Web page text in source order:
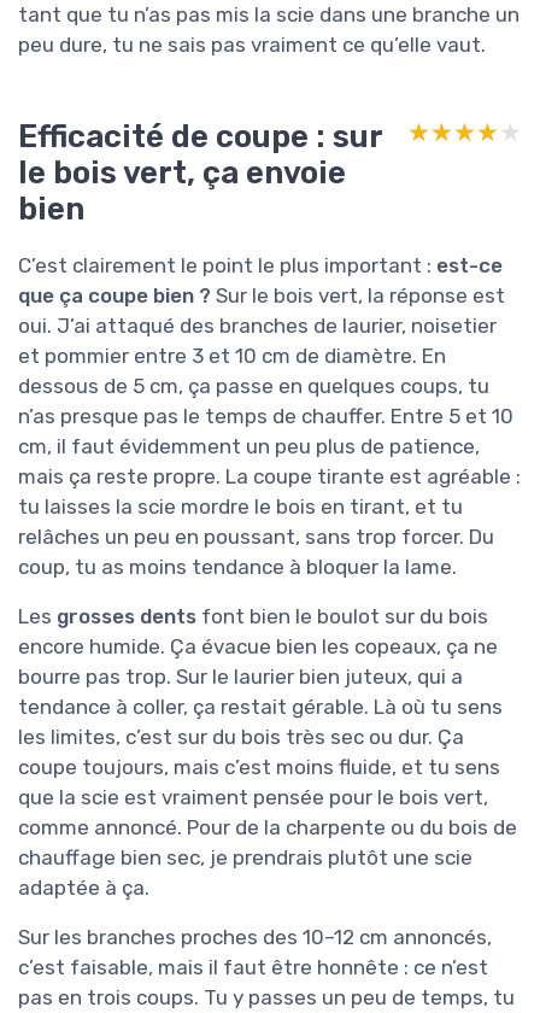
tant que tu n’as pas mis la scie dans une branche un
peu dure, tu ne sais pas vraiment ce qu’elle vaut.
Efficacité de coupe : sur
le bois vert, ça envoie
bien
★★★★★
★★★★★
C’est clairement le point le plus important : est-ce
que ça coupe bien ? Sur le bois vert, la réponse est
oui. J’ai attaqué des branches de laurier, noisetier
et pommier entre 3 et 10 cm de diamètre. En
dessous de 5 cm, ça passe en quelques coups, tu
n’as presque pas le temps de chauffer. Entre 5 et 10
cm, il faut évidemment un peu plus de patience,
mais ça reste propre. La coupe tirante est agréable :
tu laisses la scie mordre le bois en tirant, et tu
relâches un peu en poussant, sans trop forcer. Du
coup, tu as moins tendance à bloquer la lame.
Les grosses dents font bien le boulot sur du bois
encore humide. Ça évacue bien les copeaux, ça ne
bourre pas trop. Sur le laurier bien juteux, qui a
tendance à coller, ça restait gérable. Là où tu sens
les limites, c’est sur du bois très sec ou dur. Ça
coupe toujours, mais c’est moins fluide, et tu sens
que la scie est vraiment pensée pour le bois vert,
comme annoncé. Pour de la charpente ou du bois de
chauffage bien sec, je prendrais plutôt une scie
adaptée à ça.
Sur les branches proches des 10–12 cm annoncés,
c’est faisable, mais il faut être honnête : ce n’est
pas en trois coups. Tu y passes un peu de temps, tu